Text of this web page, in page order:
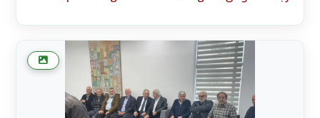
media after this Add Media Done